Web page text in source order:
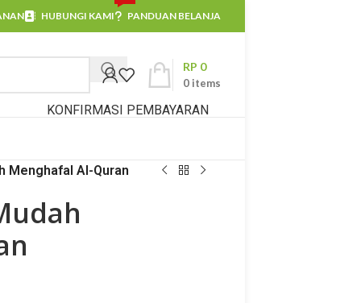
HUBUNGI KAMI PANDUAN BELANJA
0 items
RP 0
KONFIRMASI PEMBAYARAN
Menghafal Al-Quran